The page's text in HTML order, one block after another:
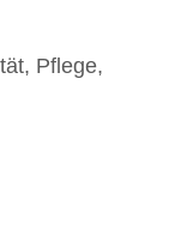
, Pflege,